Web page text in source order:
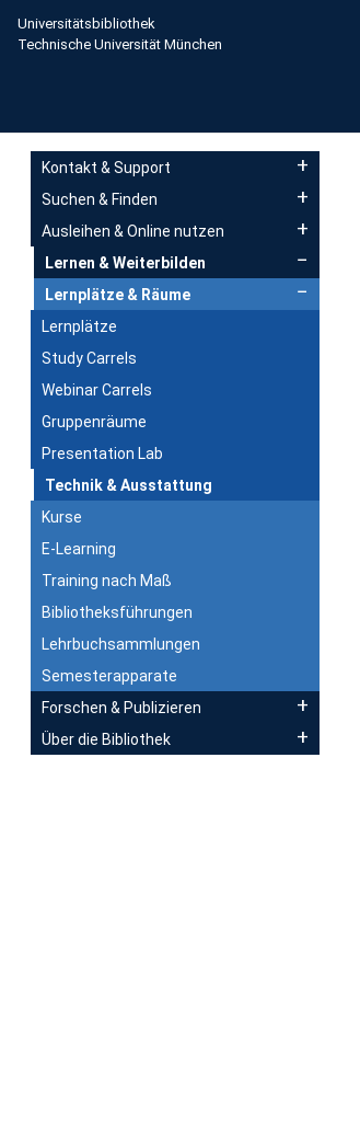
Direkt zum Inhalt
Universitätsbibliothek
Technische Universität München
Main navigation
Kontakt & Support
Suchen & Finden
Ausleihen & Online nutzen
Lernen & Weiterbilden
Lernplätze & Räume
Lernplätze
Study Carrels
Webinar Carrels
Gruppenräume
Presentation Lab
Technik & Ausstattung
Kurse
E-Learning
Training nach Maß
Bibliotheksführungen
Lehrbuchsammlungen
Semesterapparate
Forschen & Publizieren
Über die Bibliothek